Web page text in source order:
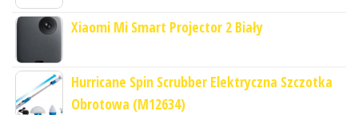
Xiaomi Mi Smart Projector 2 Biały
Hurricane Spin Scrubber Elektryczna Szczotka
Obrotowa (M12634)